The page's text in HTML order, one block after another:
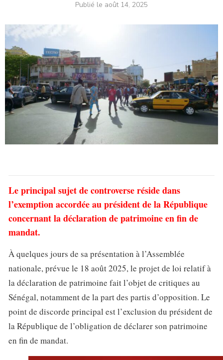
Publié le août 14, 2025
Le principal sujet de controverse réside dans
l’exemption accordée au président de la République
concernant la déclaration de patrimoine en fin de
mandat.
À quelques jours de sa présentation à l’Assemblée
nationale, prévue le 18 août 2025, le projet de loi relatif à
la déclaration de patrimoine fait l’objet de critiques au
Sénégal, notamment de la part des partis d’opposition. Le
point de discorde principal est l’exclusion du président de
la République de l’obligation de déclarer son patrimoine
en fin de mandat.